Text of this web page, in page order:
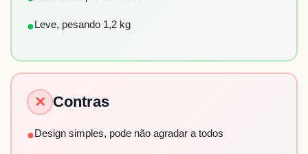
●Leve, pesando 1,2 kg
✕ Contras
●Design simples, pode não agradar a todos